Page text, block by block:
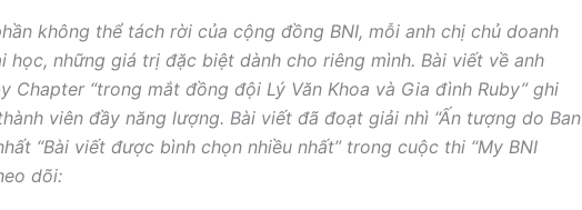
không thể tách rời của cộng đồng BNI, mỗi anh chị chủ doanh
học, những giá trị đặc biệt dành cho riêng mình. Bài viết về anh
Chapter “trong mắt đồng đội Lý Văn Khoa và Gia đình Ruby” ghi
viên đầy năng lượng. Bài viết đã đoạt giải nhì “Ấn tượng do Ban
“Bài viết được bình chọn nhiều nhất” trong cuộc thi “My BNI
dõi: